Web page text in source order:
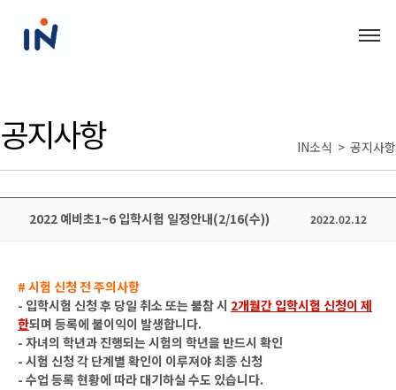
공지사항 IN소식 > 공지사항
2022 예비초1~6 입학시험 일정안내(2/16(수)) 2022.02.12
# 시험 신청 전 주의사항
- 입학시험 신청 후 당일 취소 또는 불참 시 2개월간 입학시험 신청이 제
한되며 등록에 불이익이 발생합니다.
- 자녀의 학년과 진행되는 시험의 학년을 반드시 확인
- 시험 신청 각 단계별 확인이 이루져야 최종 신청
- 수업 등록 현황에 따라 대기하실 수도 있습니다.